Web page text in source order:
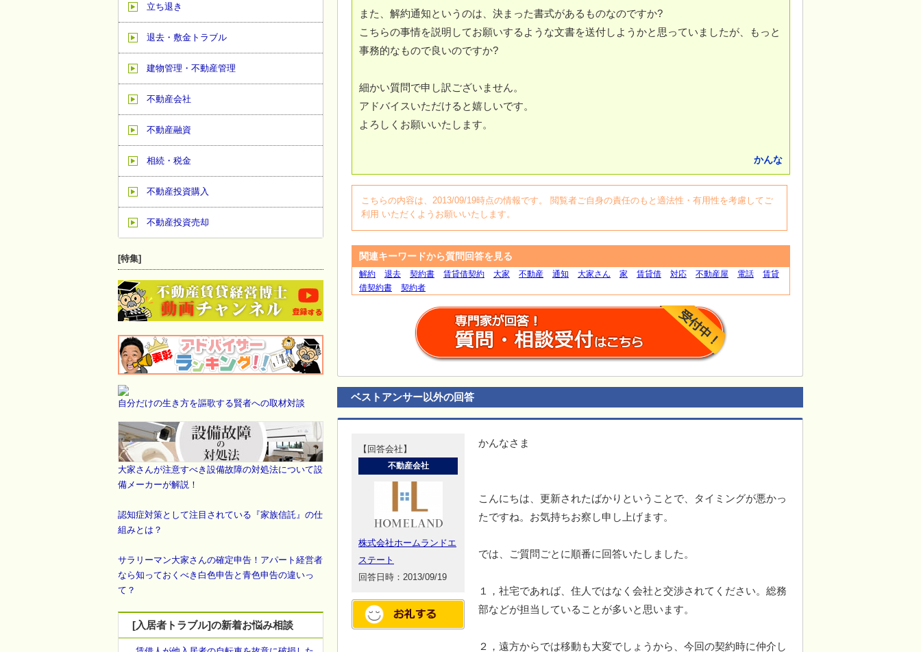
また、解約通知というのは、決まった書式があるものなのですか?
こちらの事情を説明してお願いするような文書を送付しようかと思っていましたが、もっと
事務的なもので良いのですか?
細かい質問で申し訳ございません。
アドバイスいただけると嬉しいです。
よろしくお願いいたします。
かんな
こちらの内容は、2013/09/19時点の情報です。 閲覧者ご自身の責任のもと適法性・有用性を考慮してご
利用 いただくようお願いいたします。
関連キーワードから質問回答を見る
解約 退去 契約書 賃貸借契約 大家 不動産 通知 大家さん 家 賃貸借 対応 不動産屋 電話
賃貸
借契約書
契約者
ベストアンサー以外の回答
【回答会社】
不動産会社
株式会社ホームランドエ
ステート
回答日時：2013/09/19
かんなさま
こんにちは、更新されたばかりということで、タイミングが悪かっ
たですね。お気持ちお察し申し上げます。
では、ご質問ごとに順番に回答いたしました。
１，社宅であれば、住人ではなく会社と交渉されてください。総務
部などが担当していることが多いと思います。
２，遠方からでは移動も大変でしょうから、今回の契約時に仲介し
立ち退き
退去・敷金トラブル
建物管理・不動産管理
不動産会社
不動産融資
相続・税金
不動産投資購入
不動産投資売却
[特集]
自分だけの生き方を謳歌する賢者への取材対談
大家さんが注意すべき設備故障の対処法について設
備メーカーが解説！
認知症対策として注目されている『家族信託』の仕
組みとは？
サラリーマン大家さんの確定申告！アパート経営者
なら知っておくべき白色申告と青色申告の違いっ
て？
[入居者トラブル]の新着お悩み相談